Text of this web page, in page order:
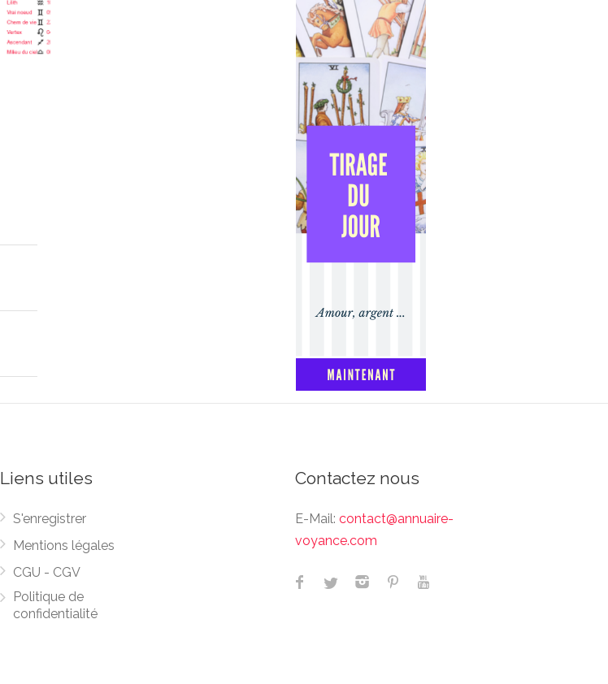
Liens utiles
S'enregistrer
Mentions légales
CGU - CGV
Politique de
confidentialité
Contactez nous
E-Mail: contact@annuaire-
voyance.com